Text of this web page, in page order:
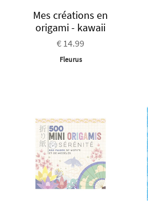
Mes créations en
origami - kawaii
€ 14.99
Fleurus